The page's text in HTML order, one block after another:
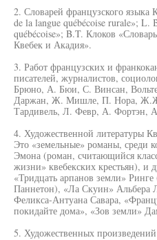
2. Словарей французского
de la langue québécoise rurale»; L.
québécoise»; B.T. Клоков
Квебек и Акадия».
3. Работ французских и
писателей, журналистов,
Брюно, А. Бюи, С. Винсан,
Даржан, Ж. Мишле, П. Нора,
Тардивель, Л. Февр, А. Фортэн,
4. Художественной литературы
Это «земельные» романы, среди
Эмона (роман, считающийся
жизни» квебекских крестьян), и
«Тридцать арпанов земли»
Паннетон), «Ла Скуин» Альбера
Феликса-Антуана Савара,
покидайте дома», «Зов земли»
5. Художественных